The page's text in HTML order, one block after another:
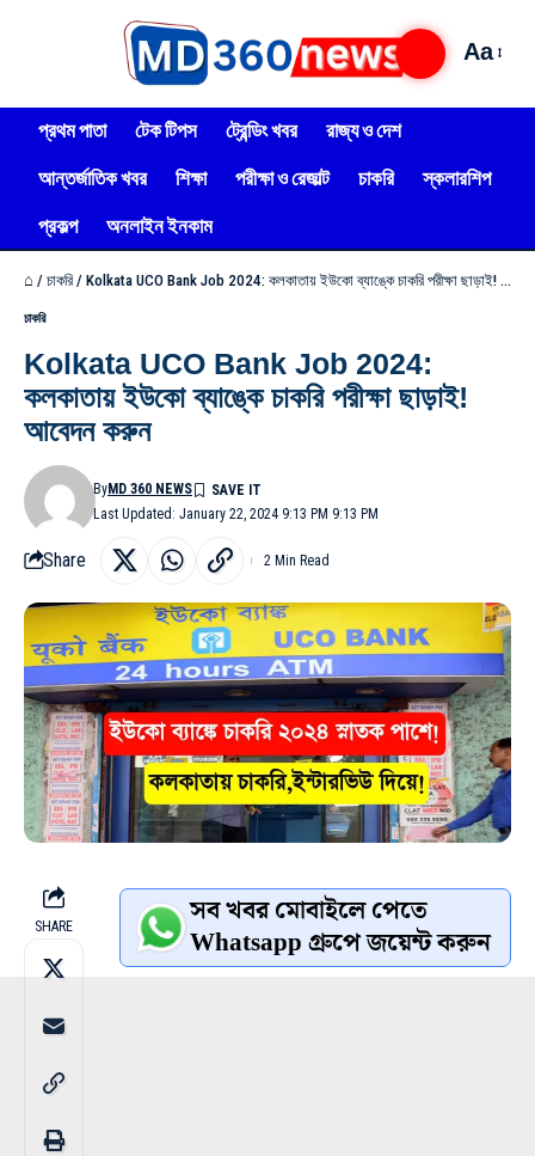
Aa
প্রথম পাতা টেক টিপস ট্রেন্ডিং খবর
রাজ্য ও দেশ
আন্তর্জাতিক খবর
শিক্ষা পরীক্ষা ও রেজাল্ট চাকরি
স্কলারশিপ
প্রকল্প
অনলাইন ইনকাম
⌂ / চাকরি / Kolkata UCO Bank Job 2024: কলকাতায় ইউকো ব্যাঙ্কে চাকরি পরীক্ষা ছাড়াই! আবেদন করুন
চাকরি
Kolkata UCO Bank Job 2024:
কলকাতায় ইউকো ব্যাঙ্কে চাকরি পরীক্ষা ছাড়াই!
আবেদন করুন
Last Updated: January 22, 2024 9:13 PM 9:13 PM
ByMD 360 NEWS
Share 2 Min Read
SHARE সব খবর মোবাইলে পেতে
Whatsapp গ্রুপে জয়েন্ট করুন